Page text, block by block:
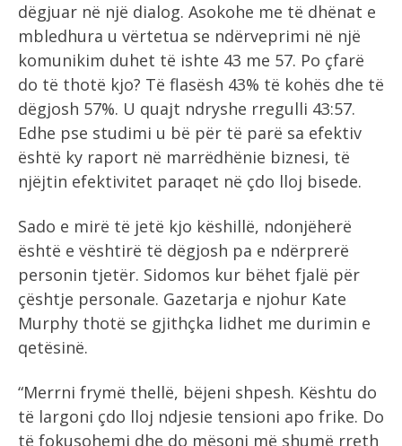
dëgjuar në një dialog. Asokohe me të dhënat e
mbledhura u vërtetua se ndërveprimi në një
komunikim duhet të ishte 43 me 57. Po çfarë
do të thotë kjo? Të flasësh 43% të kohës dhe të
dëgjosh 57%. U quajt ndryshe rregulli 43:57.
Edhe pse studimi u bë për të parë sa efektiv
është ky raport në marrëdhënie biznesi, të
njëjtin efektivitet paraqet në çdo lloj bisede.
Sado e mirë të jetë kjo këshillë, ndonjëherë
është e vështirë të dëgjosh pa e ndërprerë
personin tjetër. Sidomos kur bëhet fjalë për
çështje personale. Gazetarja e njohur Kate
Murphy thotë se gjithçka lidhet me durimin e
qetësinë.
“Merrni frymë thellë, bëjeni shpesh. Kështu do
të largoni çdo lloj ndjesie tensioni apo frike. Do
të fokusohemi dhe do mësoni më shumë rreth